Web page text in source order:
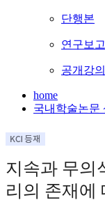
단행본
연구보
공개강의
home
국내학술논문
지속과 무의
리의 존재에